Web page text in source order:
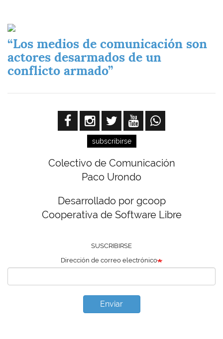
Imagen
“Los medios de comunicación son
actores desarmados de un
conflicto armado”
subscribirse
Colectivo de Comunicación
Paco Urondo
Desarrollado por gcoop
Cooperativa de Software Libre
SUSCRIBIRSE
Dirección de correo electrónico
Enviar